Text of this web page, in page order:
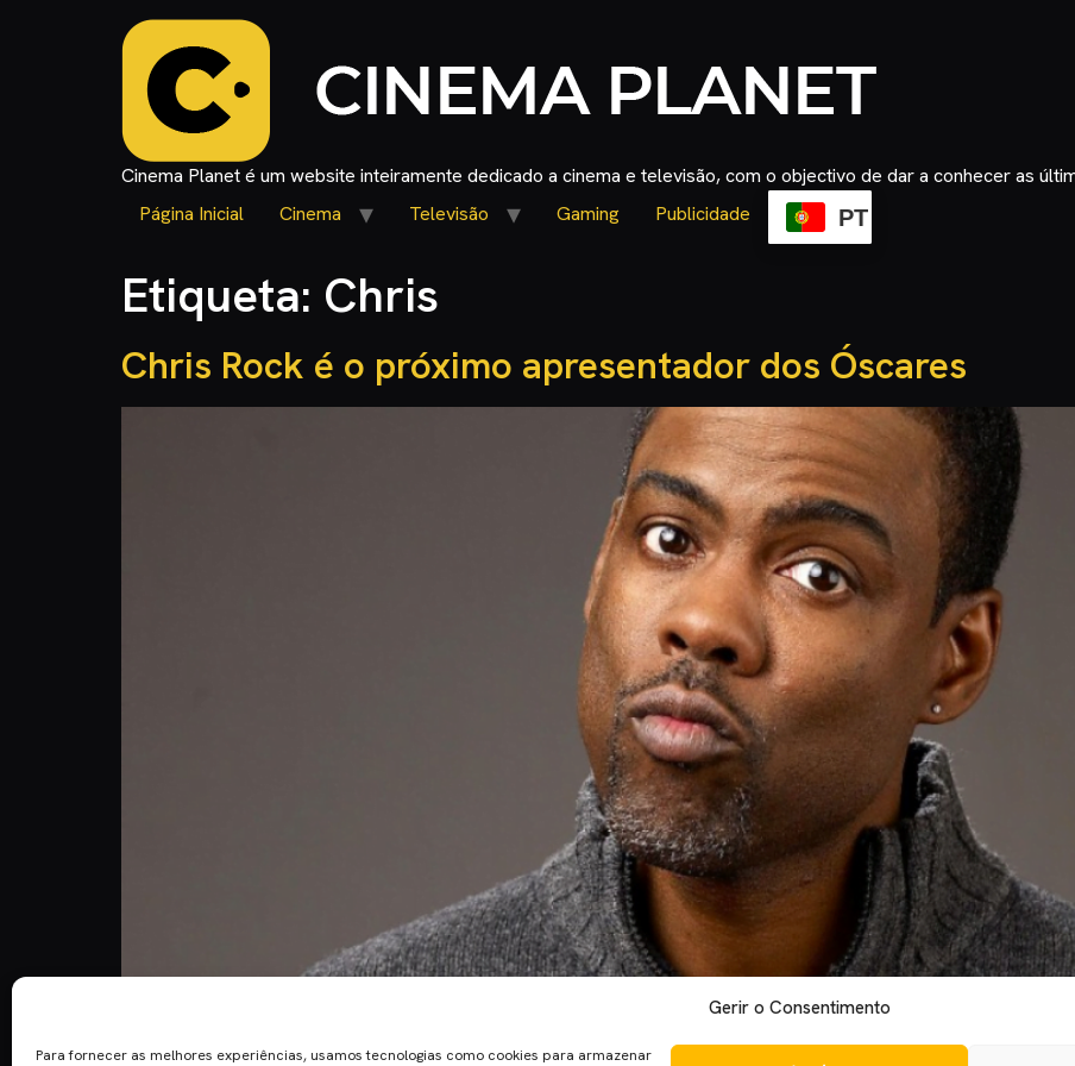
Gerir o Consentimento
Para fornecer as melhores experiências, usamos tecnologias como cookies para armazenar
Cinema Planet é um website inteiramente dedicado a cinema e televisão, com o objectivo de dar a conhecer as
Página Inicial
Cinema Televisão Gaming Publicidade PT
Etiqueta: Chris
Chris Rock é o próximo apresentador dos Óscares
2005, e agora sucede a Neil Patrick Harris. O ator ficou muito contente por estar de volta como anfitrião desta